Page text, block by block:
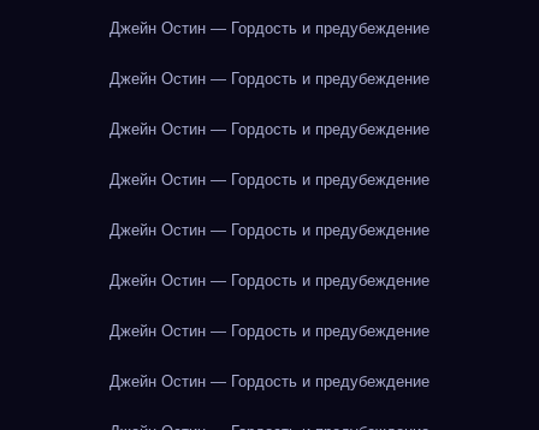
Джейн Остин — Гордость и предубеждение
Джейн Остин — Гордость и предубеждение
Джейн Остин — Гордость и предубеждение
Джейн Остин — Гордость и предубеждение
Джейн Остин — Гордость и предубеждение
Джейн Остин — Гордость и предубеждение
Джейн Остин — Гордость и предубеждение
Джейн Остин — Гордость и предубеждение